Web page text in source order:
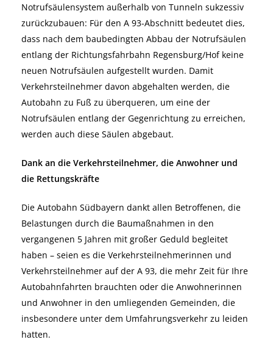
Notrufsäulensystem außerhalb von Tunneln sukzessiv
zurückzubauen: Für den A 93-Abschnitt bedeutet dies,
dass nach dem baubedingten Abbau der Notrufsäulen
entlang der Richtungsfahrbahn Regensburg/Hof keine
neuen Notrufsäulen aufgestellt wurden. Damit
Verkehrsteilnehmer davon abgehalten werden, die
Autobahn zu Fuß zu überqueren, um eine der
Notrufsäulen entlang der Gegenrichtung zu erreichen,
werden auch diese Säulen abgebaut.
Dank an die Verkehrsteilnehmer, die Anwohner und
die Rettungskräfte
Die Autobahn Südbayern dankt allen Betroffenen, die
Belastungen durch die Baumaßnahmen in den
vergangenen 5 Jahren mit großer Geduld begleitet
haben – seien es die Verkehrsteilnehmerinnen und
Verkehrsteilnehmer auf der A 93, die mehr Zeit für Ihre
Autobahnfahrten brauchten oder die Anwohnerinnen
und Anwohner in den umliegenden Gemeinden, die
insbesondere unter dem Umfahrungsverkehr zu leiden
hatten.